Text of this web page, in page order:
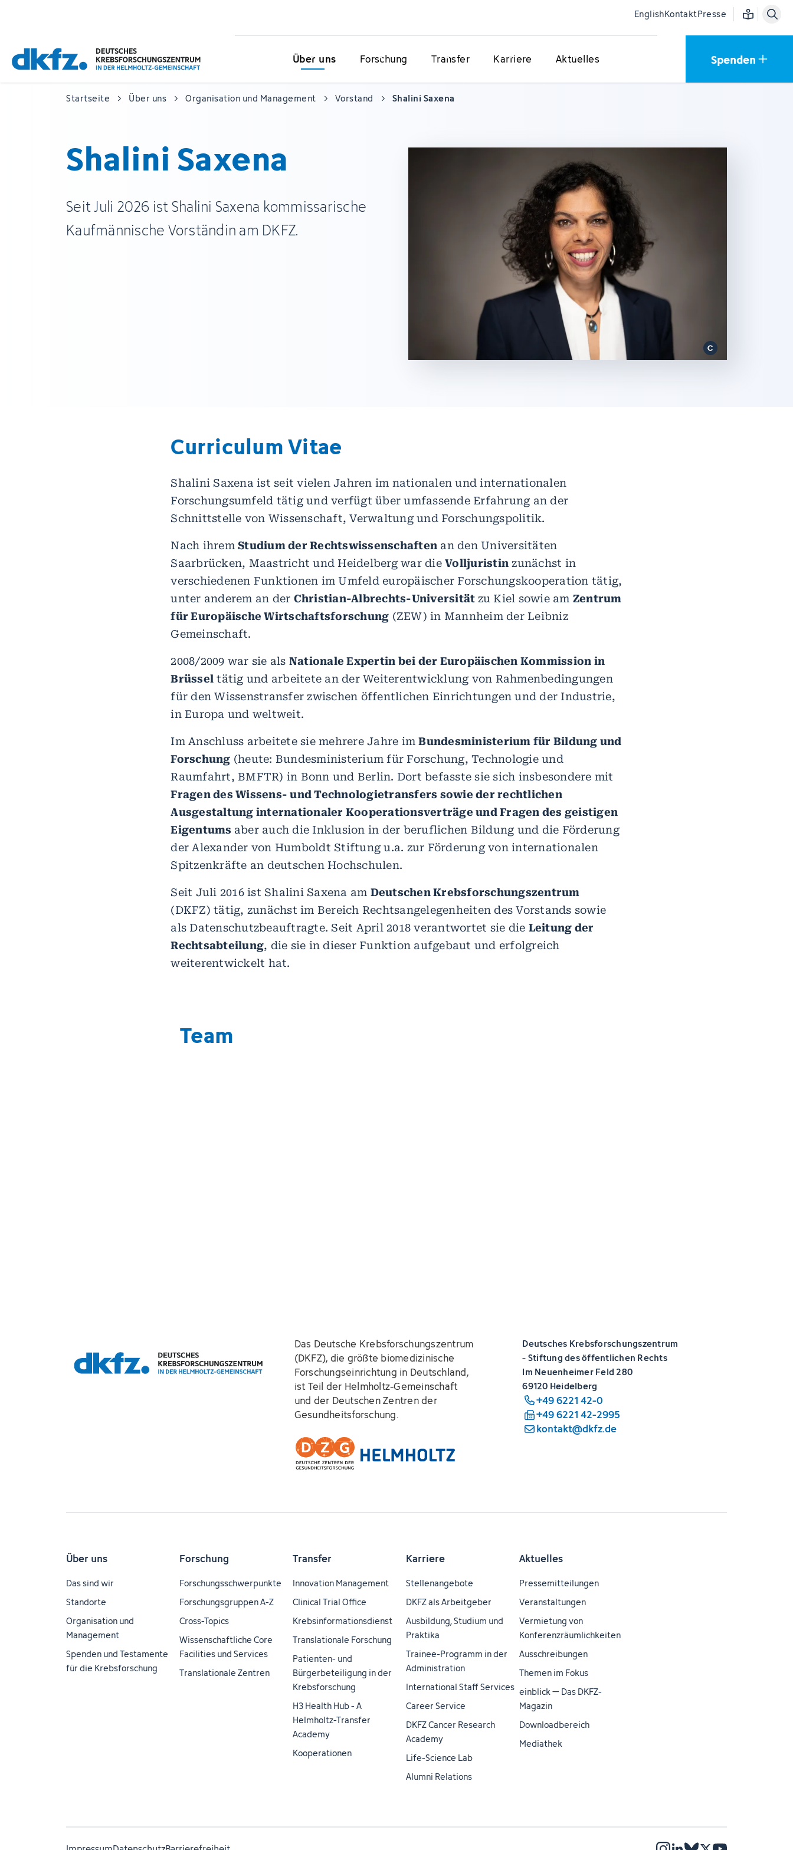
EnglishKontaktPresse Einfache
Über uns Forschung Transfer Karriere Aktuelles Spenden
Startseite Über uns Organisation und Management Vorstand Shalini Saxena
Shalini Saxena
Seit Juli 2026 ist Shalini Saxena kommissarische
Kaufmännische Vorständin am DKFZ.
Curriculum Vitae
Shalini Saxena ist seit vielen Jahren im nationalen und internationalen
Forschungsumfeld tätig und verfügt über umfassende Erfahrung an der
Schnittstelle von Wissenschaft, Verwaltung und Forschungspolitik.
Nach ihremStudium der Rechtswissenschaften an den Universitäten
Saarbrücken, Maastricht und Heidelberg war dieVolljuristin zunächst in
verschiedenen Funktionen im Umfeld europäischer Forschungskooperation tätig,
unter anderem an der Christian-Albrechts-Universität zu Kiel sowie am Zentrum
für Europäische Wirtschaftsforschung (ZEW) in Mannheim der Leibniz
Gemeinschaft.
2008/2009 war sie als Nationale Expertin bei der Europäischen Kommission in
Brüssel tätig und arbeitete an der Weiterentwicklung von Rahmenbedingungen
für den Wissenstransfer zwischen öffentlichen Einrichtungen und der Industrie,
in Europa und weltweit.
Im Anschluss arbeitete sie mehrere Jahre imBundesministerium für Bildung und
Forschung (heute: Bundesministerium für Forschung, Technologie und
Raumfahrt, BMFTR) in Bonn und Berlin. Dort befasste sie sich insbesondere mit
Fragen des Wissens- und Technologietransfers sowie der rechtlichen
Ausgestaltung internationaler Kooperationsverträge und Fragen des geistigen
Eigentums aber auch die Inklusion in der beruflichen Bildung und die Förderung
der Alexander von Humboldt Stiftung u.a. zur Förderung von internationalen
Spitzenkräfte an deutschen Hochschulen.
Seit Juli 2016 ist Shalini Saxena am Deutschen Krebsforschungszentrum
(DKFZ) tätig, zunächst im Bereich Rechtsangelegenheiten des Vorstands sowie
als Datenschutzbeauftragte. Seit April 2018 verantwortet sie die Leitung der
Rechtsabteilung, die sie in dieser Funktion aufgebaut und erfolgreich
weiterentwickelt hat.
Team
Das Deutsche Krebsforschungszentrum
(DKFZ), die größte biomedizinische
Forschungseinrichtung in Deutschland,
ist Teil der Helmholtz-Gemeinschaft
und der Deutschen Zentren der
Gesundheitsforschung.
Deutsches Krebsforschungszentrum
- Stiftung des öffentlichen Rechts
Im Neuenheimer Feld 280
69120 Heidelberg
+49 6221 42-0
+49 6221 42-2995
kontakt@dkfz.de
Über uns
Das sind wir
Standorte
Organisation und
Management
Spenden und Testamente
für die Krebsforschung
Forschung
Forschungsschwerpunkte
Forschungsgruppen A-Z
Cross-Topics
Wissenschaftliche Core
Facilities und Services
Translationale Zentren
Transfer
Innovation Management
Clinical Trial Office
Krebsinformationsdienst
Translationale Forschung
Patienten- und
Bürgerbeteiligung in der
Krebsforschung
H3 Health Hub - A
Helmholtz-Transfer
Academy
Kooperationen
Karriere
Stellenangebote
DKFZ als Arbeitgeber
Ausbildung, Studium und
Praktika
Trainee-Programm in der
Administration
International Staff Services
Career Service
DKFZ Cancer Research
Academy
Life-Science Lab
Alumni Relations
Aktuelles
Pressemitteilungen
Veranstaltungen
Vermietung von
Konferenzräumlichkeiten
Ausschreibungen
Themen im Fokus
einblick – Das DKFZ-
Magazin
Downloadbereich
Mediathek